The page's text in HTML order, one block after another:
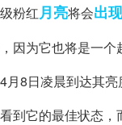
粉红月亮将会出
因为它也将是一个
8日凌晨到达其
到它的最佳状态